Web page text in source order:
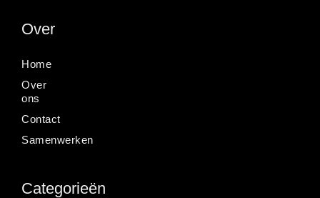
Over
Home
Over
ons
Contact
Samenwerken
Categorieën